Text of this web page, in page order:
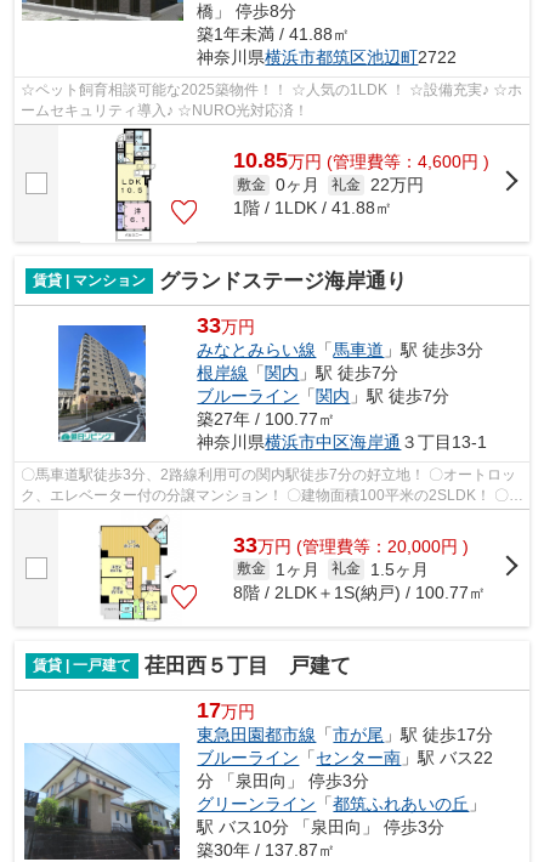
橋」 停歩8分
築1年未満 / 41.88㎡
神奈川県横浜市都筑区池辺町2722
☆ペット飼育相談可能な2025築物件！！ ☆人気の1LDK ！ ☆設備充実♪ ☆ホ
ームセキュリティ導入♪ ☆NURO光対応済！
10.85万円 (管理費等：4,600円 )
敷金 0ヶ月 礼金
22万円
1階 / 1LDK / 41.88㎡
賃貸 | マンション グランドステージ海岸通り
33万円
みなとみらい線 「馬車道 」駅 徒歩3分
根岸線 「関内 」駅 徒歩7分
ブルーライン 「関内 」駅 徒歩7分
築27年 / 100.77㎡
神奈川県横浜市中区海岸通 ３丁目13-1
〇馬車道駅徒歩3分、2路線利用可の関内駅徒歩7分の好立地！ 〇オートロッ
ク、エレベーター付の分譲マンション！ 〇建物面積100平米の2SLDK！ 〇コ
ンビニ約30ｍ、スーパー約450ｍで買物...
33万円 (管理費等：20,000円 )
敷金 1ヶ月 礼金
1.5ヶ月
8階 / 2LDK＋1S(納戸) / 100.77㎡
賃貸 | 一戸建て 荏田西５丁目 戸建て
17万円
東急田園都市線 「市が尾 」駅 徒歩17分
ブルーライン 「センター南 」駅 バス22
分 「泉田向」 停歩3分
グリーンライン 「都筑ふれあいの丘 」
駅 バス10分 「泉田向」 停歩3分
築30年 / 137.87㎡